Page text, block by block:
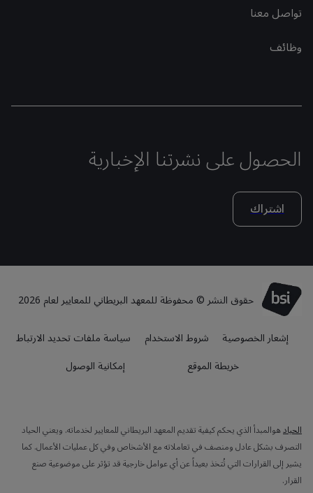
تواصل معنا
وظائف
الحصول على نشرتنا الإخبارية
اشتراك
حقوق النشر © محفوظة للمعهد البريطاني للمعايير لعام 2026
إشعار الخصوصية
شروط الاستخدام
سياسة ملفات تحديد الارتباط
خريطة الموقع
إمكانية الوصول
الحيادهوالمبدأ الذي يحكم كيفية تقديم المعهد البريطاني للمعايير لخدماته. ويعني الحياد
التصرف بشكل عادل ومنصف في تعاملاته مع الأشخاص وفي كل عمليات الأعمال. كما
يشير إلى القرارات التي تُتخذ بعيداً عن أي عوامل خارجية قد تؤثر على موضوعية صنع
القرار.